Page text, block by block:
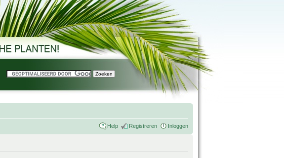
Help Registreren Inloggen